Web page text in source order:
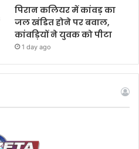
पिरान कलियर में कांवड़ का
जल खंडित होने पर बवाल,
कांवड़ियों ने युवक को पीटा
1 day ago